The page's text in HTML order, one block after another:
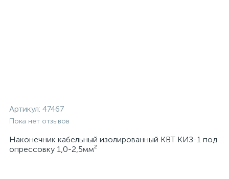
Артикул: 47467
Пока нет отзывов
Наконечник кабельный изолированный КВТ КИЗ-1 под
опрессовку 1,0-2,5мм²